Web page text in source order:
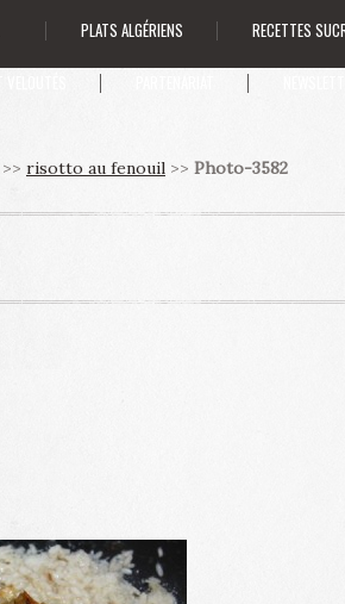
PLATS ALGÉRIENS RECETTES
>> risotto au fenouil >> Photo-3582